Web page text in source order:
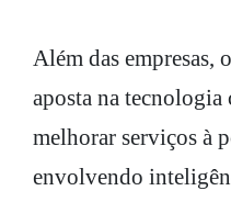
Além das empresas,
aposta na tecnologia
melhorar serviços à
envolvendo